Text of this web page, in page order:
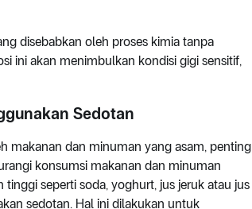
disebabkan oleh proses kimia tanpa
ini akan menimbulkan kondisi gigi sensitif,
Sedotan
makanan dan minuman yang asam, penting
konsumsi makanan dan minuman
seperti soda, yoghurt, jus jeruk atau jus
sedotan. Hal ini dilakukan untuk